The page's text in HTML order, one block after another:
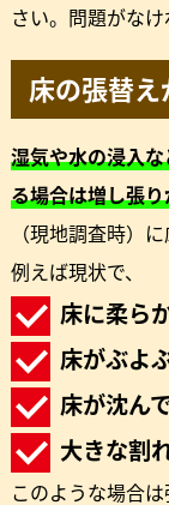
さい。問題がなけ
床の張替え
湿気や水の浸入
る場合は増し張
（現地調査時）
例えば現状で、
床に柔ら
床がぶよ
床が沈ん
大きな割
このような場合